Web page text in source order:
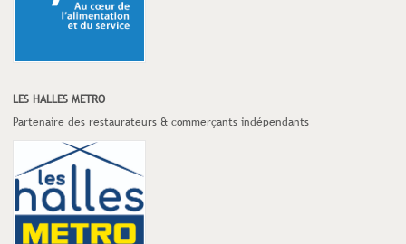
LES HALLES METRO
Partenaire des restaurateurs & commerçants indépendants